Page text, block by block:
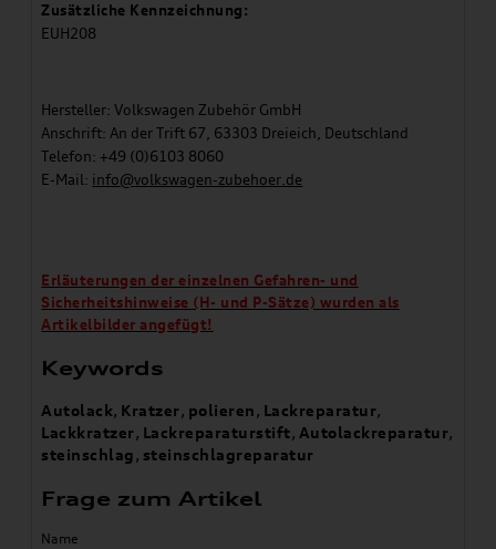
Zusätzliche Kennzeichnung:
EUH208
Hersteller: Volkswagen Zubehör GmbH
Anschrift: An der Trift 67, 63303 Dreieich, Deutschland
Telefon: +49 (0)6103 8060
E-Mail: info@volkswagen-zubehoer.de
Erläuterungen der einzelnen Gefahren- und
Sicherheitshinweise (H- und P-Sätze) wurden als
Artikelbilder angefügt!
Keywords
Autolack, Kratzer, polieren, Lackreparatur,
Lackkratzer, Lackreparaturstift, Autolackreparatur,
steinschlag, steinschlagreparatur
Frage zum Artikel
Name